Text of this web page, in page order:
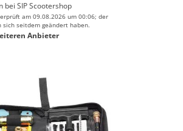
bei SIP Scootershop
am 09.08.2026 um 00:06; der
sich seitdem geändert haben.
Anbieter